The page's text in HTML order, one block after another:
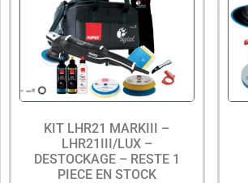
KIT LHR21 MARKIII –
LHR21III/LUX –
DESTOCKAGE – RESTE 1
PIECE EN STOCK